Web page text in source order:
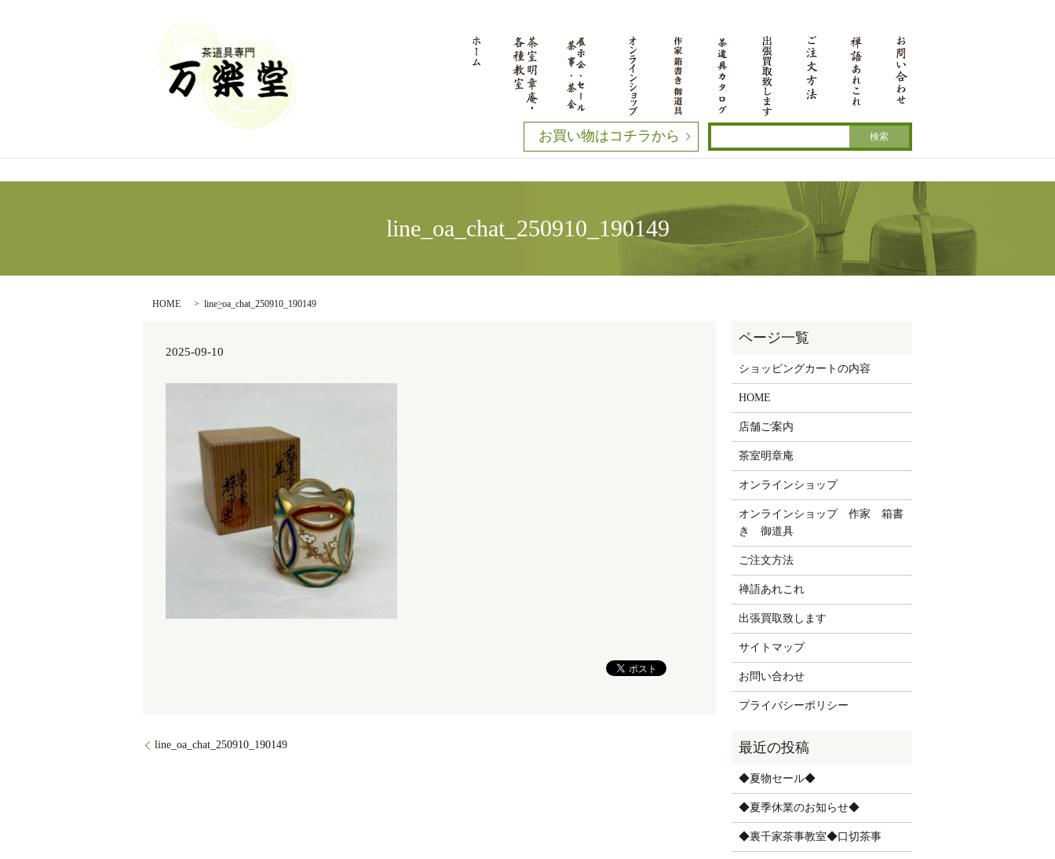
お買い物はコチラから
line_oa_chat_250910_190149
HOME line_oa_chat_250910_190149
2025-09-10
line_oa_chat_250910_190149
ショッピングカートの内容
HOME
店舗ご案内
茶室明章庵
オンラインショップ
オンラインショップ 作家 箱書
き 御道具
ご注文方法
禅語あれこれ
出張買取致します
サイトマップ
お問い合わせ
プライバシーポリシー
◆夏物セール◆
◆夏季休業のお知らせ◆
◆裏千家茶事教室◆口切茶事